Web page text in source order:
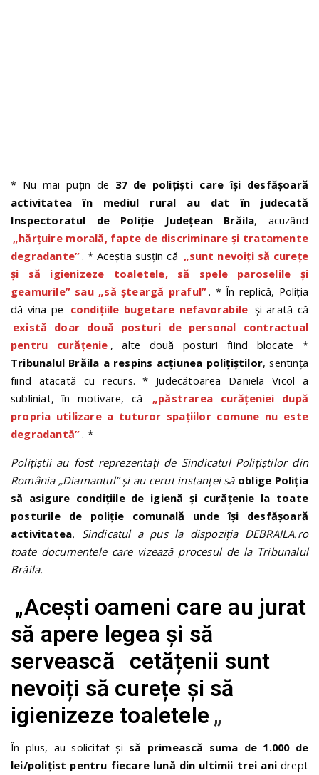
* Nu mai puțin de 37 de polițiști care își desfășoară
activitatea în mediul rural au dat în judecată
Inspectoratul de Poliție Județean Brăila, acuzând
„hărțuire morală, fapte de discriminare și tratamente
degradante”. * Aceștia susțin că „sunt nevoiți să curețe
și să igienizeze toaletele, să spele paroselile și
geamurile” sau „să șteargă praful”. * În replică, Poliția
dă vina pe condițiile bugetare nefavorabile și arată că
există doar două posturi de personal contractual
pentru curățenie , alte două posturi fiind blocate *
Tribunalul Brăila a respins acțiunea polițiștilor, sentința
fiind atacată cu recurs. * Judecătoarea Daniela Vicol a
subliniat, în motivare, că
„păstrarea curățeniei după
propria utilizare a tuturor spațiilor comune nu este
degradantă”. *
Polițiștii au fost reprezentați de Sindicatul Polițiștilor din
România „Diamantul” și au cerut instanței să oblige Poliția
să asigure condițiile de igienă și curățenie la toate
posturile de poliție comunală unde își desfășoară
activitatea. Sindicatul a pus la dispoziția DEBRAILA.ro
toate documentele care vizează procesul de la Tribunalul
Brăila.
„Acești oameni care au jurat
să apere legea și să
servească
cetățenii sunt
nevoiți să curețe și să
igienizeze toaletele „
În plus, au solicitat și să primească suma de 1.000 de
lei/polițist pentru fiecare lună din ultimii trei ani drept